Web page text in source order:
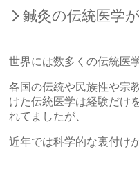
鍼灸の伝統医学
世界には数多くの伝統医
各国の伝統や民族性や宗
けた伝統医学は経験だけ
れてましたが、
近年では科学的な裏付け